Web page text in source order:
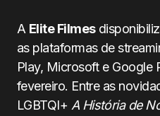
A Elite Filmes
as plataformas de
Play, Microsoft e Google
fevereiro. Entre as
LGBTQI+ A História de